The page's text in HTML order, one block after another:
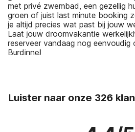
met privé zwembad, een gezellig
groen of juist last minute booking
je altijd precies wat past bij jouw
Laat jouw droomvakantie
reserveer vandaag nog eenvoudig
Burdinne!
Luister naar onze 326